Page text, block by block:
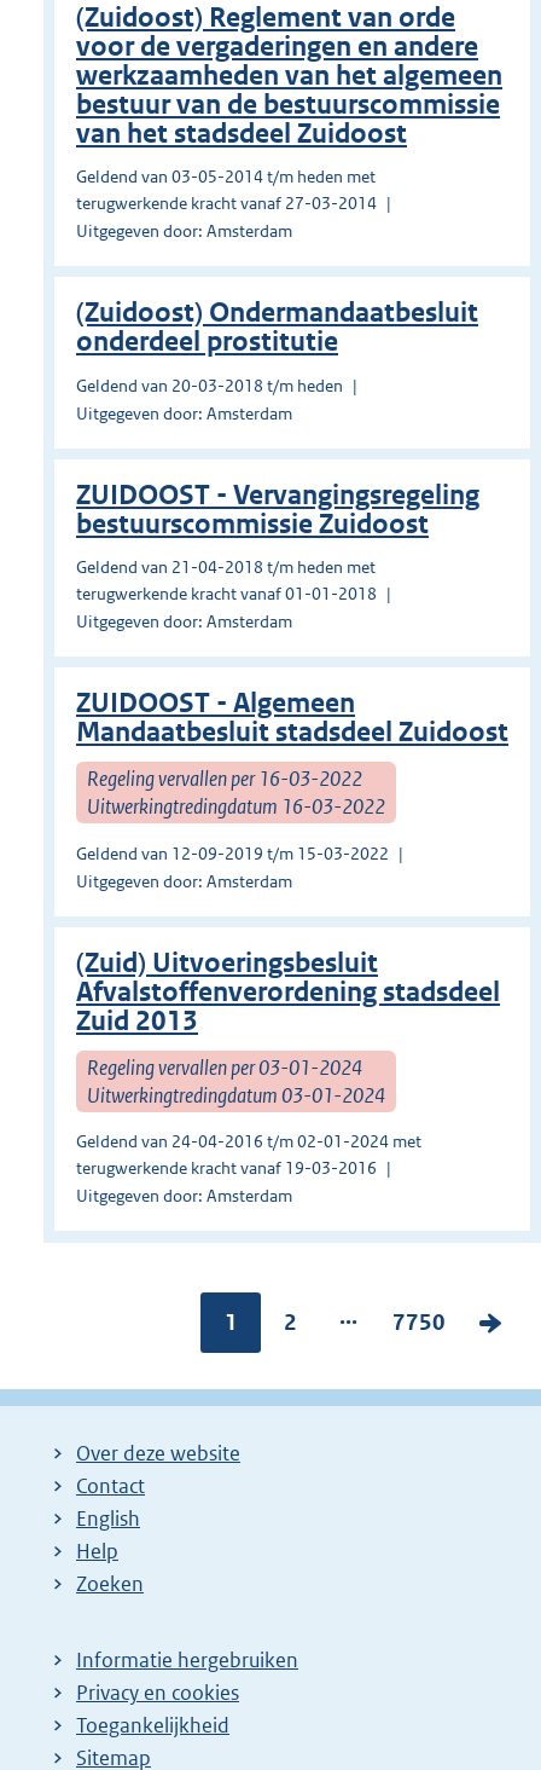
(Zuidoost) Reglement van orde
voor de vergaderingen en andere
werkzaamheden van het algemeen
bestuur van de bestuurscommissie
van het stadsdeel Zuidoost
Geldend van 03-05-2014 t/m heden met
terugwerkende kracht vanaf 27-03-2014
Uitgegeven door: Amsterdam
(Zuidoost) Ondermandaatbesluit
onderdeel prostitutie
Geldend van 20-03-2018 t/m heden
Uitgegeven door: Amsterdam
ZUIDOOST - Vervangingsregeling
bestuurscommissie Zuidoost
Geldend van 21-04-2018 t/m heden met
terugwerkende kracht vanaf 01-01-2018
Uitgegeven door: Amsterdam
ZUIDOOST - Algemeen
Mandaatbesluit stadsdeel Zuidoost
Regeling vervallen per 16-03-2022
Uitwerkingtredingdatum 16-03-2022
Geldend van 12-09-2019 t/m 15-03-2022
Uitgegeven door: Amsterdam
(Zuid) Uitvoeringsbesluit
Afvalstoffenverordening stadsdeel
Zuid 2013
Regeling vervallen per 03-01-2024
Uitwerkingtredingdatum 03-01-2024
Geldend van 24-04-2016 t/m 02-01-2024 met
terugwerkende kracht vanaf 19-03-2016
Uitgegeven door: Amsterdam
Pagina:
1
P
g
2 ...
P
g
7750
V
l
Over deze website
Contact
English
Help
Zoeken
Informatie hergebruiken
Privacy en cookies
Toegankelijkheid
Sitemap